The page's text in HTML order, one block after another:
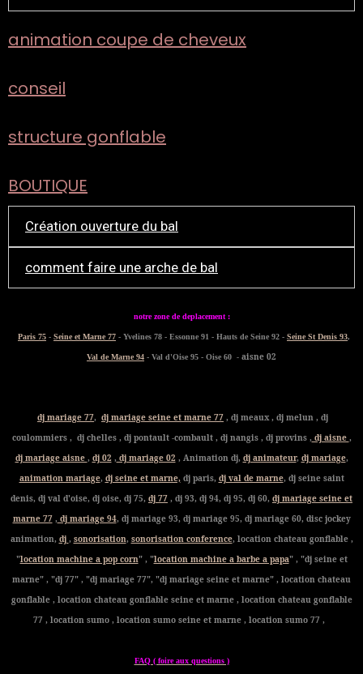
animation coupe de cheveux
conseil
structure gonflable
BOUTIQUE
Création ouverture du bal
comment faire une arche de bal
notre zone de deplacement :
Paris 75 - Seine et Marne 77 - Yvelines 78 - Essonne 91 - Hauts de Seine 92 - Seine St Denis 93,
Val de Marne 94 - Val d'Oise 95 - Oise 60 - aisne 02
dj mariage 77, dj mariage seine et marne 77 , dj meaux , dj melun , dj
coulommiers , dj chelles , dj pontault -combault , dj nangis , dj provins , dj aisne ,
dj mariage aisne , dj 02 , dj mariage 02 , Animation dj, dj animateur, dj mariage,
animation mariage, dj seine et marne, dj paris, dj val de marne, dj seine saint
denis, dj val d'oise, dj oise, dj 75, dj 77 , dj 93, dj 94, dj 95, dj 60, dj mariage seine et
marne 77, dj mariage 94, dj mariage 93, dj mariage 95, dj mariage 60, disc jockey
animation, dj , sonorisation, sonorisation conference, location chateau gonflable ,
"location machine a pop corn" , "location machine a barbe a papa" , "dj seine et
marne" , "dj 77" , "dj mariage 77", "dj mariage seine et marne" , location chateau
gonflable , location chateau gonflable seine et marne , location chateau gonflable
77 , location sumo , location sumo seine et marne , location sumo 77 ,
FAQ ( foire aux questions )